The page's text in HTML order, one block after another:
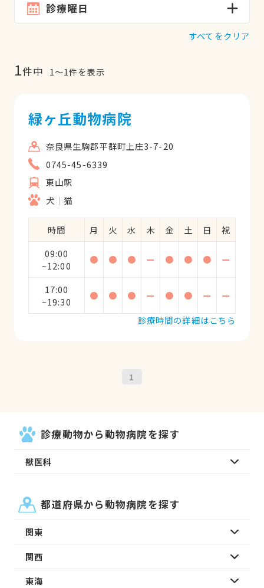
診療曜日
すべてをクリア
1件中 1〜1件を表示
緑ヶ丘動物病院
奈良県生駒郡平群町上庄3-7-20
0745-45-6339
東山駅
犬
猫
時間 月 火 水 木 金 土 日
祝
09:00
~12:00
● ● ● ー ● ● ● ー
17:00
~19:30
● ● ● ー ● ● ー
ー
診療時間の詳細はこちら
1
診療動物から動物病院を探す
獣医科
都道府県から動物病院を探す
関東
関西
東海